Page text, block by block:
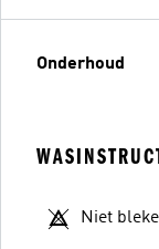
Onderhoud
Niet